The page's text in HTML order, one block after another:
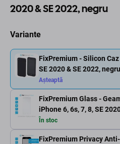
2020 & SE 2022, negru
Variante
FixPremium Glass -
iPhone 6, 6s, 7, 8, SE
În stoc
FixPremium Privacy
FixPremium - Silicon
SE 2020 & SE 2022, negru
Așteaptă